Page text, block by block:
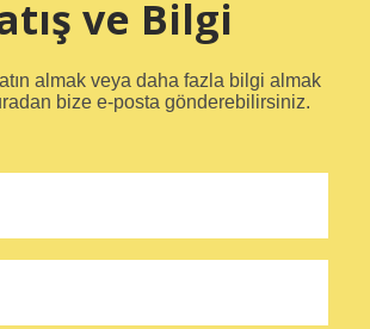
ve Bilgi
almak veya daha fazla bilgi almak
bize e-posta gönderebilirsiniz.